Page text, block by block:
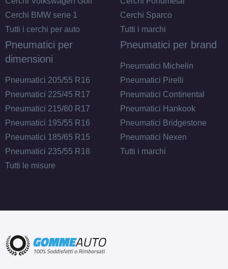
Cerchi BMW serie 1
Tutti i cerchi per auto
Cerchi Sparco
Tutti i marchi
Pneumatici per
dimensioni
Pneumatici 205/55 R16
Pneumatici 225/45 R17
Pneumatici 215/60 R17
Pneumatici 195/55 R16
Pneumatici 185/65 R15
Pneumatici 235/55 R18
Tutti le misure
Pneumatici per brand
Pneumatici Michelin
Pneumatici Pirelli
Pneumatici Continental
Pneumatici Hankook
Pneumatici Bridgestone
Pneumatici Nexen
Tutti i marchi